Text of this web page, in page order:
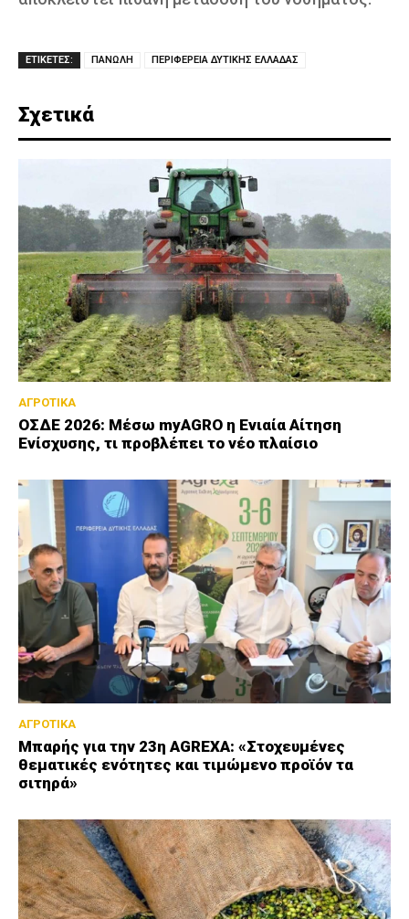
ΕΤΙΚΕΤΕΣ: ΠΑΝΩΛΗ ΠΕΡΙΦΕΡΕΙΑ ΔΥΤΙΚΗΣ ΕΛΛΑΔΑΣ
Σχετικά
ΑΓΡΟΤΙΚΑ
ΟΣΔΕ 2026: Μέσω myAGRO η Ενιαία Αίτηση
Ενίσχυσης, τι προβλέπει το νέο πλαίσιο
ΑΓΡΟΤΙΚΑ
Μπαρής για την 23η AGREXA: «Στοχευμένες
θεματικές ενότητες και τιμώμενο προϊόν τα
σιτηρά»